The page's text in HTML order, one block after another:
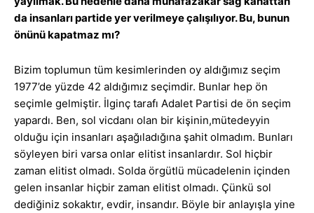
da insanları partide yer verilmeye çalışılıyor. Bu, bunun
önünü kapatmaz mı?
Bizim toplumun tüm kesimlerinden oy aldığımız seçim
1977’de yüzde 42 aldığımız seçimdir. Bunlar hep ön
seçimle gelmiştir. İlginç tarafı Adalet Partisi de ön seçim
yapardı. Ben, sol vicdanı olan bir kişinin,mütedeyyin
olduğu için insanları aşağıladığına şahit olmadım. Bunları
söyleyen biri varsa onlar elitist insanlardır. Sol hiçbir
zaman elitist olmadı. Solda örgütlü mücadelenin içinden
gelen insanlar hiçbir zaman elitist olmadı. Çünkü sol
dediğiniz sokaktır, evdir, insandır. Böyle bir anlayışla yine